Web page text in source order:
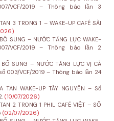
VCF/2019 – Thông báo lần 3
3 TRONG 1 – WAKE-UP CAFÉ SÀI
SUNG – NƯỚC TĂNG LỰC WAKE-
VCF/2019 – Thông báo lần 2
SUNG – NƯỚC TĂNG LỰC VỊ CÀ
số 003/VCF/2019 – Thông báo lần 24
WAKE-UP TÂY NGUYÊN – Số
(10/07/2026)
2 TRONG 1 PHIL CAFÉ VIỆT – SỐ
(02/07/2026)